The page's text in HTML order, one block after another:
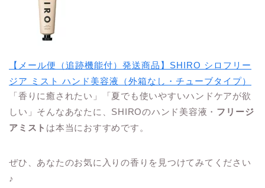
【メール便（追跡機能付）発送商品】SHIRO シロフリー
ジア ミスト ハンド美容液（外箱なし・チューブタイプ）
「香りに癒されたい」「夏でも使いやすいハンドケアが欲
しい」そんなあなたに、SHIROのハンド美容液・ フリージ
アミスト は本当におすすめです。
ぜひ、あなたのお気に入りの香りを見つけてみてください
♪